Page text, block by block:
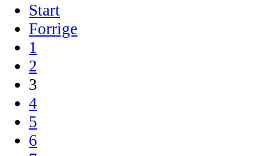
Start
Forrige
1
2
3
4
5
6